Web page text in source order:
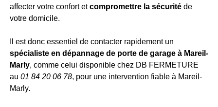
affecter votre confort etcompromettre la sécurité de
votre domicile.
Il est donc essentiel de contacter rapidement un
spécialiste en dépannage de porte de garage à Mareil-
Marly, comme celui disponible chez DB FERMETURE
au 01 84 20 06 78, pour une intervention fiable à Mareil-
Marly.